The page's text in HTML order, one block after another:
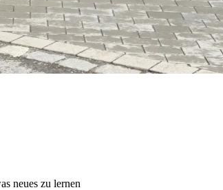
neues zu lernen